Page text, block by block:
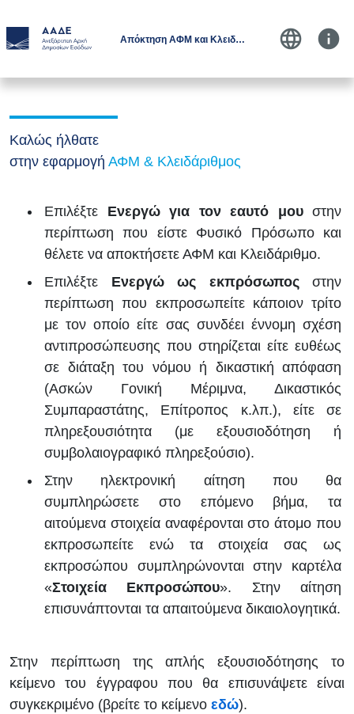
Απόκτηση ΑΦΜ και Κλειδαρίθμου language info
Καλώς ήλθατε
στην εφαρμογή ΑΦΜ & Κλειδάριθμος
Επιλέξτε Ενεργώ για τον εαυτό μουστην
περίπτωση που είστε Φυσικό Πρόσωπο και
θέλετε να αποκτήσετε ΑΦΜ και Κλειδάριθμο.
Επιλέξτε Ενεργώ ως εκπρόσωποςστην
περίπτωση που εκπροσωπείτε κάποιον τρίτο
με τον οποίο είτε σας συνδέει έννομη σχέση
αντιπροσώπευσης που στηρίζεται είτε ευθέως
σε διάταξη του νόμου ή δικαστική απόφαση
(Ασκών Γονική Μέριμνα, Δικαστικός
Συμπαραστάτης, Επίτροπος κ.λπ.), είτε σε
πληρεξουσιότητα (με εξουσιοδότηση ή
συμβολαιογραφικό πληρεξούσιο).
Στην ηλεκτρονική αίτηση που θα
συμπληρώσετε στο επόμενο βήμα, τα
αιτούμενα στοιχεία αναφέρονται στο άτομο που
εκπροσωπείτε ενώ τα στοιχεία σας ως
εκπροσώπου συμπληρώνονται στην καρτέλα
«Στοιχεία Εκπροσώπου». Στην αίτηση
επισυνάπτονται τα απαιτούμενα δικαιολογητικά.
Στην περίπτωση της απλής εξουσιοδότησης το
κείμενο του έγγραφου που θα επισυνάψετε είναι
συγκεκριμένο (βρείτε το κείμενο εδώ).